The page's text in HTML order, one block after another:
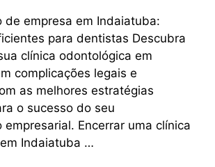
de empresa em Indaiatuba:
para dentistas Descubra
clínica odontológica em
complicações legais e
as melhores estratégias
o sucesso do seu
empresarial. Encerrar uma clínica
Indaiatuba …